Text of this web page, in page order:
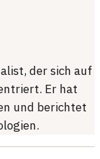
der sich auf
Er hat
und berichtet